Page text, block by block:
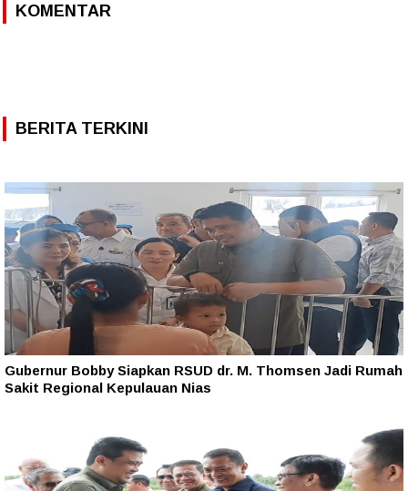
KOMENTAR
BERITA TERKINI
Gubernur Bobby Siapkan RSUD dr. M. Thomsen Jadi Rumah
Sakit Regional Kepulauan Nias